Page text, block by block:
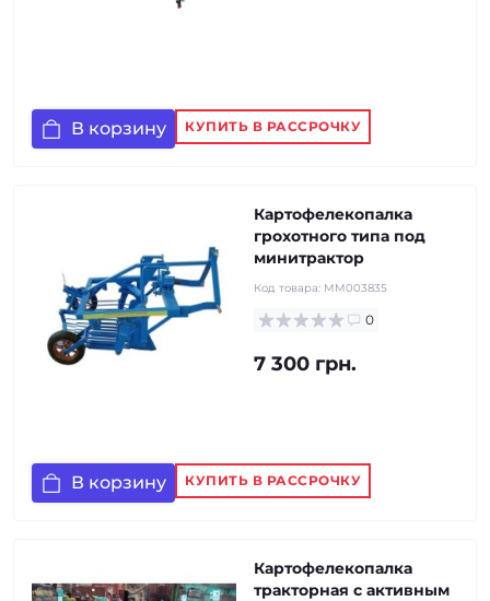
В корзину КУПИТЬ В РАССРОЧКУ
Картофелекопалка
грохотного типа под
минитрактор
Код товара: MM003835
0
7 300 грн.
В корзину КУПИТЬ В РАССРОЧКУ
Картофелекопалка
тракторная с активным